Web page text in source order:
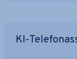
KI-